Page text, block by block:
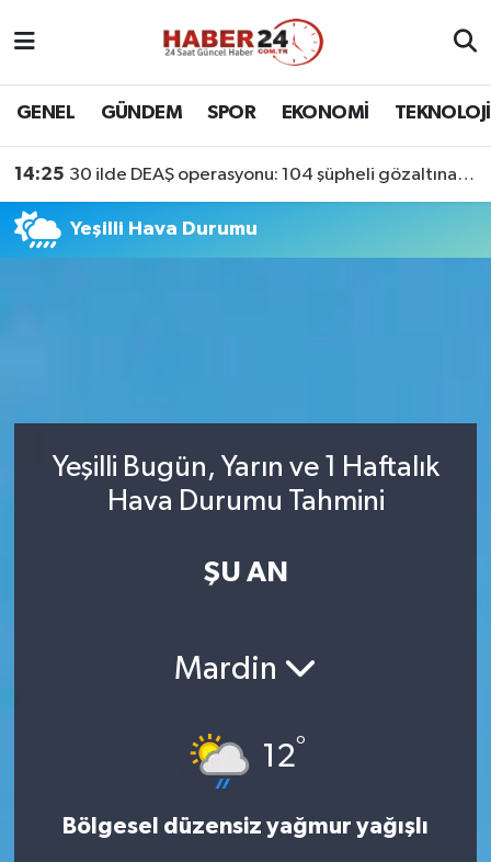
GENEL GÜNDEM SPOR EKONOMİ TEKNOLOJİ
14:25 30 ilde DEAŞ operasyonu: 104 şüpheli gözaltına alındı
Yeşilli Hava Durumu
Yeşilli Bugün, Yarın ve 1 Haftalık
Hava Durumu Tahmini
ŞU AN
Mardin
12°
Bölgesel düzensiz yağmur yağışlı
Nöbetçi Eczaneler
Haber Arşivi